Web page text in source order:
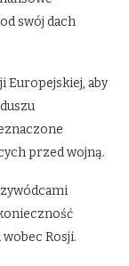
swój dach
Europejskiej, aby
przed wojną.
Rosji.